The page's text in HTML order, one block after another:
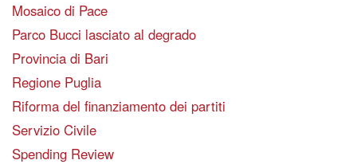
Mosaico di Pace
Parco Bucci lasciato al degrado
Provincia di Bari
Regione Puglia
Riforma del finanziamento dei partiti
Servizio Civile
Spending Review